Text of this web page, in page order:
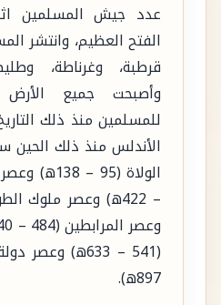
عدد جيش المسلمين
الفتح العظيم، وانتشر
قرطبة، وغرناطة،
وأصبحت جميع الأرض
للمسلمين منذ ذلك
الأندلس منذ ذلك
897ه).